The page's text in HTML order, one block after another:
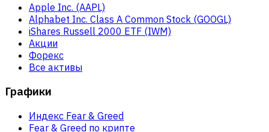
Apple Inc. (AAPL)
Alphabet Inc. Class A Common Stock (GOOGL)
iShares Russell 2000 ETF (IWM)
Акции
Форекс
Все активы
Графики
Индекс Fear & Greed
Fear & Greed по крипте